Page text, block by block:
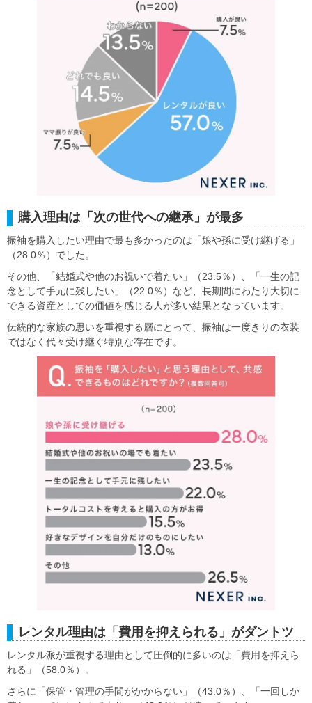
購入理由は「次の世代への継承」が最多
振袖を購入したい理由で最も多かったのは「娘や孫に受け継げる」
（28.0％）でした。
その他、「結婚式や他のお祝いで着たい」（23.5％）、「一生の記
念として手元に残したい」（22.0％）など、長期間にわたり大切に
できる資産としての価値を感じる人が多い結果となっています。
伝統的な家族の思いを重視する層にとって、振袖は一度きりの衣装
ではなく代々受け継ぐ特別な存在です。
レンタル理由は「費用を抑えられる」がダントツ
レンタル派が重視する理由として圧倒的に多いのは「費用を抑えら
れる」（58.0％）。
さらに「保管・管理の手間がかからない」（43.0％）、「一回しか